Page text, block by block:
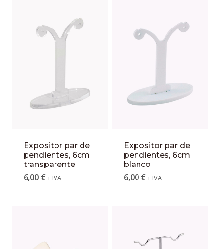
Expositor par de
pendientes, 6cm
transparente
6,00 € + IVA
Expositor par de
pendientes, 6cm
blanco
6,00 € + IVA